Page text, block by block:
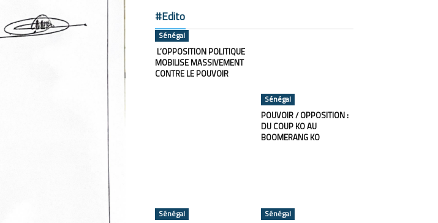
#Edito
Sénégal
L’OPPOSITION POLITIQUE
MOBILISE MASSIVEMENT
CONTRE LE POUVOIR
Sénégal
POUVOIR / OPPOSITION :
DU COUP KO AU
BOOMERANG KO
Sénégal Sénégal